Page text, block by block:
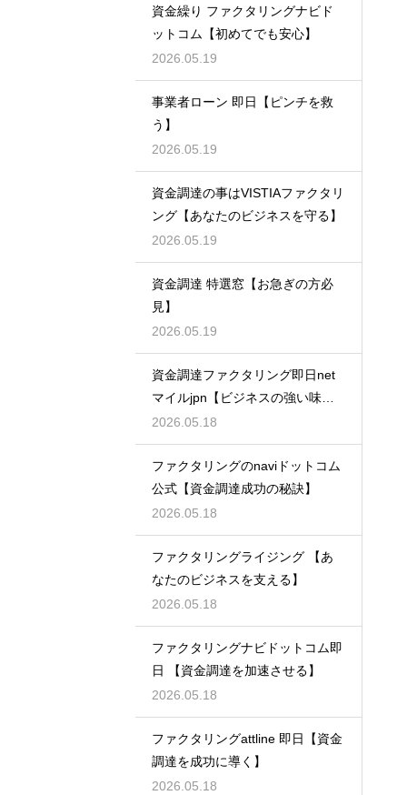
資金繰り ファクタリングナビド
ットコム【初めてでも安心】
2026.05.19
事業者ローン 即日【ピンチを救
う】
2026.05.19
資金調達の事はVISTIAファクタリ
ング【あなたのビジネスを守る】
2026.05.19
資金調達 特選窓【お急ぎの方必
見】
2026.05.19
資金調達ファクタリング即日net
マイルjpn【ビジネスの強い味
方】
2026.05.18
ファクタリングのnaviドットコム
公式【資金調達成功の秘訣】
2026.05.18
ファクタリングライジング 【あ
なたのビジネスを支える】
2026.05.18
ファクタリングナビドットコム即
日 【資金調達を加速させる】
2026.05.18
ファクタリングattline 即日【資金
調達を成功に導く】
2026.05.18